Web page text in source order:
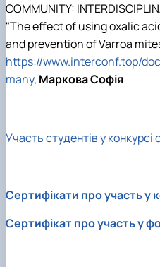
COMMUNITY:
"The effect of using oxalic
and prevention of Varroa
https://www.interconf.top/
many, Маркова Софія
Участь студентів у
Сертифікати про участь у
Сертифікат про участь у